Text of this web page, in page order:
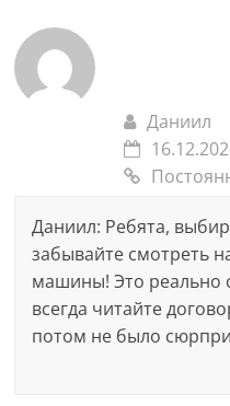
Даниил
Даниил: Ребята,
забывайте смотреть
машины! Это реально
всегда читайте
потом не было